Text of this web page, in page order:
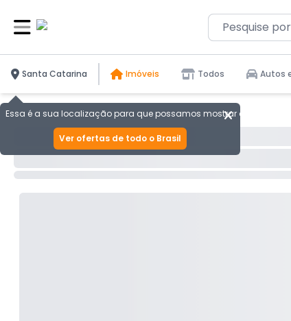
Santa Catarina
Essa é a sua localização para que possamos mostrar as melhores
Ver ofertas de todo o Brasil
Imóveis Todos Autos